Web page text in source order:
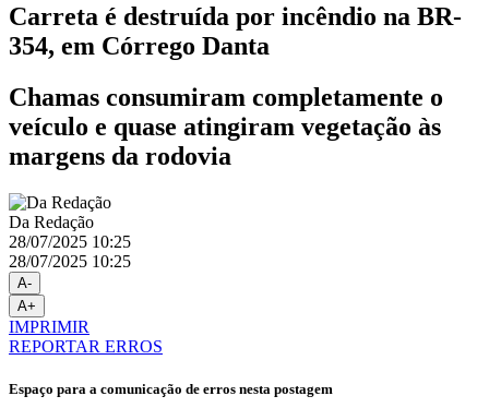
Carreta é destruída por incêndio na BR-
354, em Córrego Danta
Chamas consumiram completamente o
veículo e quase atingiram vegetação às
margens da rodovia
Da Redação
28/07/2025 10:25
28/07/2025 10:25
A-
A+
IMPRIMIR
REPORTAR ERROS
Espaço para a comunicação de erros nesta postagem